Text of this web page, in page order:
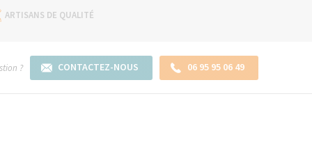
ARTISANS DE QUALITÉ
? CONTACTEZ-NOUS 06 95 95 06 49